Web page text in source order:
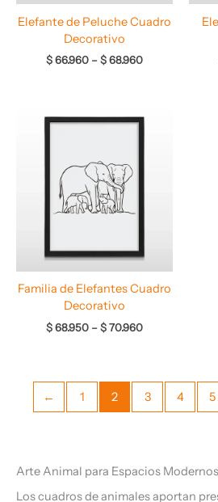
Elefante de Peluche Cuadro
Decorativo
$66.960 –$68.960
Familia de Elefantes Cuadro
Decorativo
$68.950 –$70.960
de
← 1 2 3 4 5
Arte Animal para Espacios Modernos
Los cuadros de animales aportan